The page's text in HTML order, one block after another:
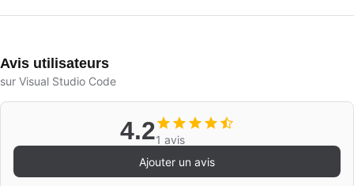
Avis utilisateurs
sur Visual Studio Code
4.21 avis
Ajouter un avis